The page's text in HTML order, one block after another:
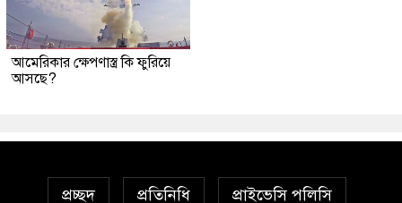
আমেরিকার ক্ষেপণাস্ত্র কি ফুরিয়ে
আসছে?
প্রচ্ছদ প্রতিনিধি প্রাইভেসি পলিসি